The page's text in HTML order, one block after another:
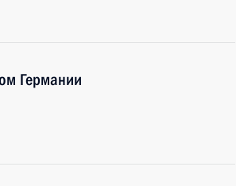
Германии